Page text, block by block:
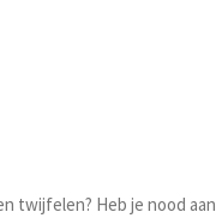
twijfelen? Heb je nood